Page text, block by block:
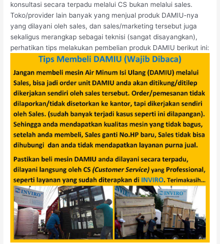
konsultasi secara terpadu melalui CS bukan melalui sales.
Toko/provider lain banyak yang menjual produk DAMIU-nya
yang dilayani oleh sales, dan sales/marketing tersebut juga
sekaligus merangkap sebagai teknisi (sangat disayangkan),
perhatikan tips melakukan pembelian produk DAMIU berikut ini: